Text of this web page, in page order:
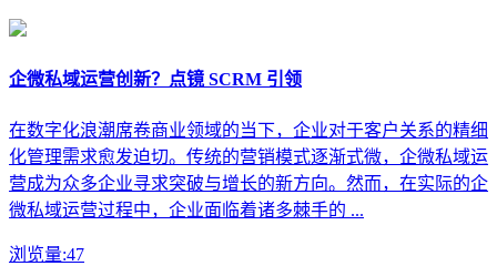
企微私域运营创新？点镜 SCRM 引领
在数字化浪潮席卷商业领域的当下，企业对于客户关系的精细
化管理需求愈发迫切。传统的营销模式逐渐式微，企微私域运
营成为众多企业寻求突破与增长的新方向。然而，在实际的企
微私域运营过程中，企业面临着诸多棘手的 ...
浏览量:47